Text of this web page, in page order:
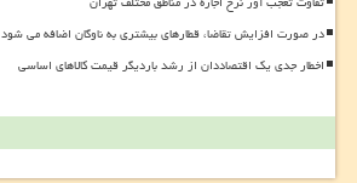
در صورت افزایش تقاضا، قطارهای بیشتری به ناوگان اضافه می شود
اخطار جدی یک اقتصاددان از رشد باردیگر قیمت کالاهای اساسی